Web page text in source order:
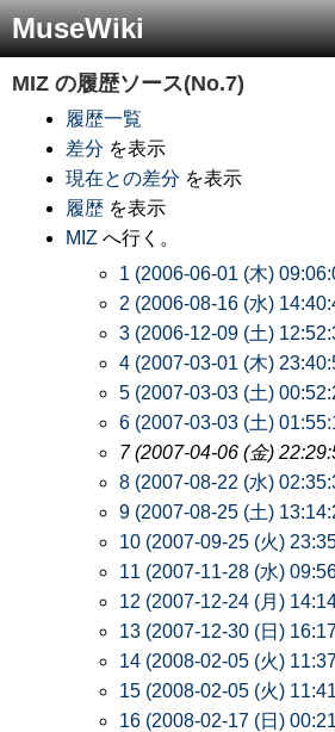
MuseWiki
MIZ の履歴ソース(No.7)
履歴一覧
差分 を表示
現在との差分 を表示
履歴 を表示
MIZ へ行く。
1 (2006-06-01 (木)
2 (2006-08-16 (水)
3 (2006-12-09 (土)
4 (2007-03-01 (木)
5 (2007-03-03 (土)
6 (2007-03-03 (土)
7 (2007-04-06 (金)
8 (2007-08-22 (水)
9 (2007-08-25 (土)
10 (2007-09-25 (火)
11 (2007-11-28 (水)
12 (2007-12-24 (月)
13 (2007-12-30 (日)
14 (2008-02-05 (火)
15 (2008-02-05 (火)
16 (2008-02-17 (日)